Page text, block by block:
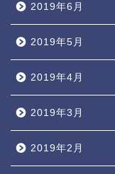
2019年6月
2019年5月
2019年4月
2019年3月
2019年2月